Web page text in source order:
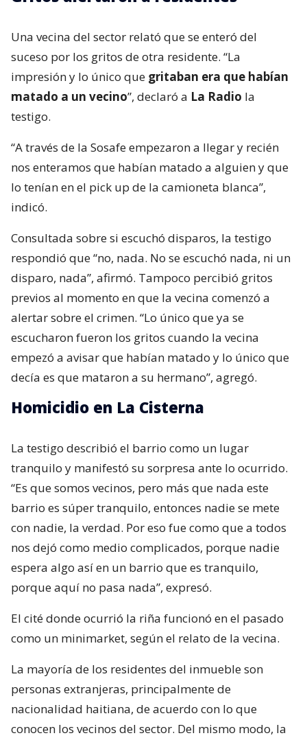
Una vecina del sector relató que se enteró del
suceso por los gritos de otra residente. “La
impresión y lo único que gritaban era que habían
matado a un vecino”, declaró a La Radio la
testigo.
“A través de la Sosafe empezaron a llegar y recién
nos enteramos que habían matado a alguien y que
lo tenían en el pick up de la camioneta blanca”,
indicó.
Consultada sobre si escuchó disparos, la testigo
respondió que “no, nada. No se escuchó nada, ni un
disparo, nada”, afirmó. Tampoco percibió gritos
previos al momento en que la vecina comenzó a
alertar sobre el crimen. “Lo único que ya se
escucharon fueron los gritos cuando la vecina
empezó a avisar que habían matado y lo único que
decía es que mataron a su hermano”, agregó.
Homicidio en La Cisterna
La testigo describió el barrio como un lugar
tranquilo y manifestó su sorpresa ante lo ocurrido.
“Es que somos vecinos, pero más que nada este
barrio es súper tranquilo, entonces nadie se mete
con nadie, la verdad. Por eso fue como que a todos
nos dejó como medio complicados, porque nadie
espera algo así en un barrio que es tranquilo,
porque aquí no pasa nada”, expresó.
El cité donde ocurrió la riña funcionó en el pasado
como un minimarket, según el relato de la vecina.
La mayoría de los residentes del inmueble son
personas extranjeras, principalmente de
nacionalidad haitiana, de acuerdo con lo que
conocen los vecinos del sector. Del mismo modo, la